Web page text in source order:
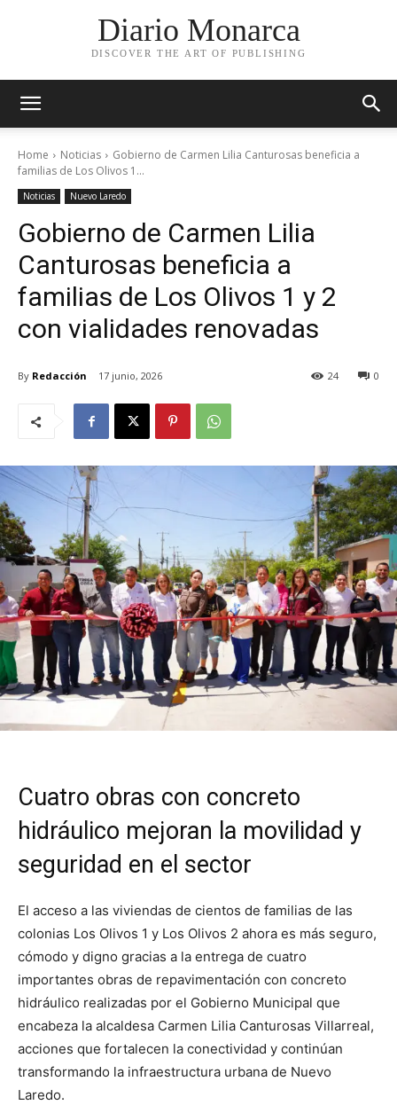
Diario Monarca
DISCOVER THE ART OF PUBLISHING
Home Noticias
Gobierno de Carmen Lilia Canturosas beneficia a
familias de Los Olivos 1...
Noticias Nuevo Laredo
Gobierno de Carmen Lilia
Canturosas beneficia a
familias de Los Olivos 1 y 2
con vialidades renovadas
By Redacción 17 junio, 2026 0
24
Cuatro obras con concreto
hidráulico mejoran la movilidad y
seguridad en el sector
El acceso a las viviendas de cientos de familias de las
colonias Los Olivos 1 y Los Olivos 2 ahora es más seguro,
cómodo y digno gracias a la entrega de cuatro
importantes obras de repavimentación con concreto
hidráulico realizadas por el Gobierno Municipal que
encabeza la alcaldesa Carmen Lilia Canturosas Villarreal,
acciones que fortalecen la conectividad y continúan
transformando la infraestructura urbana de Nuevo
Laredo.